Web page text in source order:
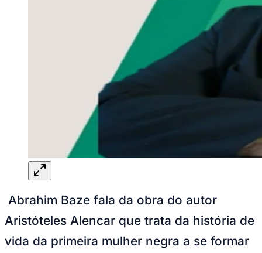
Abrahim Baze fala da obra do autor
Aristóteles Alencar que trata da história de
vida da primeira mulher negra a se formar